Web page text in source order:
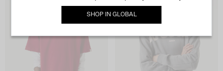
SHOP IN GLOBAL